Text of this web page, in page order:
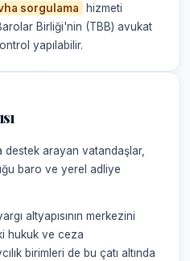
sorgulama
hizmeti
Birliği'nin (TBB) avukat
yapılabilir.
arayan vatandaşlar,
baro ve yerel adliye
altyapısının merkezini
hukuk ve ceza
birimleri de bu çatı altında